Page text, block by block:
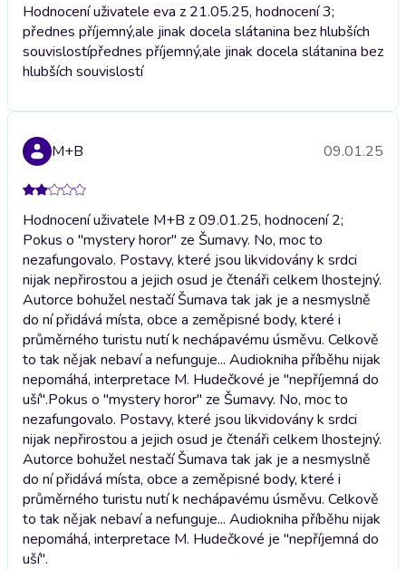
Hodnocení uživatele eva z 21.05.25, hodnocení 3;
přednes příjemný,ale jinak docela slátanina bez hlubších
souvislostípřednes příjemný,ale jinak docela slátanina bez
hlubších souvislostí
M+B 09.01.25
Hodnocení uživatele M+B z 09.01.25, hodnocení 2;
Pokus o "mystery horor" ze Šumavy. No, moc to
nezafungovalo. Postavy, které jsou likvidovány k srdci
nijak nepřirostou a jejich osud je čtenáři celkem lhostejný.
Autorce bohužel nestačí Šumava tak jak je a nesmyslně
do ní přidává místa, obce a zeměpisné body, které i
průměrného turistu nutí k nechápavému úsměvu. Celkově
to tak nějak nebaví a nefunguje... Audiokniha příběhu nijak
nepomáhá, interpretace M. Hudečkové je "nepříjemná do
uší".Pokus o "mystery horor" ze Šumavy. No, moc to
nezafungovalo. Postavy, které jsou likvidovány k srdci
nijak nepřirostou a jejich osud je čtenáři celkem lhostejný.
Autorce bohužel nestačí Šumava tak jak je a nesmyslně
do ní přidává místa, obce a zeměpisné body, které i
průměrného turistu nutí k nechápavému úsměvu. Celkově
to tak nějak nebaví a nefunguje... Audiokniha příběhu nijak
nepomáhá, interpretace M. Hudečkové je "nepříjemná do
uší".